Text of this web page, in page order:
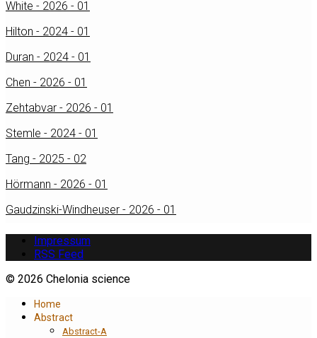
White - 2026 - 01
Hilton - 2024 - 01
Duran - 2024 - 01
Chen - 2026 - 01
Zehtabvar - 2026 - 01
Stemle - 2024 - 01
Tang - 2025 - 02
Hörmann - 2026 - 01
Gaudzinski-Windheuser - 2026 - 01
Impressum
RSS Feed
© 2026 Chelonia science
Home
Abstract
Abstract-A